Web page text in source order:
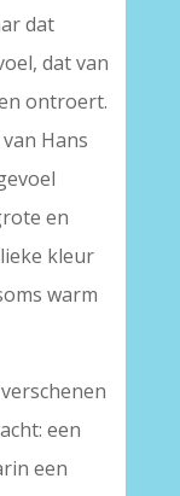
dat
dat van
ontroert.
van Hans
en
kleur
warm
een
een